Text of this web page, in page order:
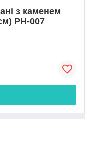
з каменем
РН-007